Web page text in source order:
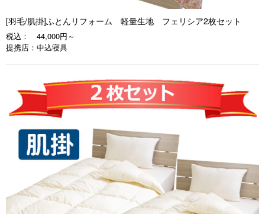
[羽毛/肌掛]ふとんリフォーム 軽量生地 フェリシア2枚セット
税込：
44,000円～
提携店： 中込寝具